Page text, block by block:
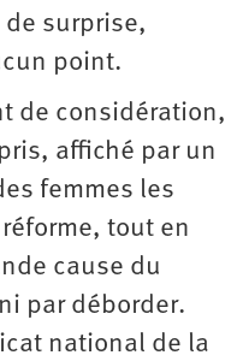
surprise,
point.
de considération,
affiché par un
femmes les
tout en
cause du
par déborder.
national de la